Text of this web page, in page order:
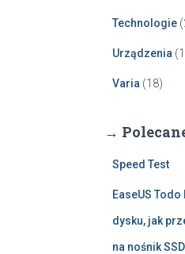
Technologie
Urządzenia
Varia (18)
→
Speed Test
EaseUS
dysku, jak
na nośnik